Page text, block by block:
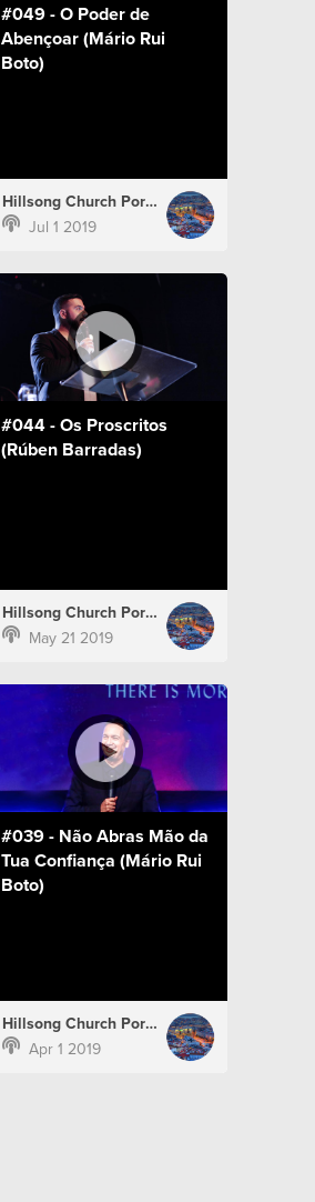
#049 - O Poder de
Abençoar (Mário Rui
Boto)
Hillsong Church Portugal
Jul 1 2019
#044 - Os Proscritos
(Rúben Barradas)
Hillsong Church Portugal
May 21 2019
#039 - Não Abras Mão da
Tua Confiança (Mário Rui
Boto)
Hillsong Church Portugal
Apr 1 2019